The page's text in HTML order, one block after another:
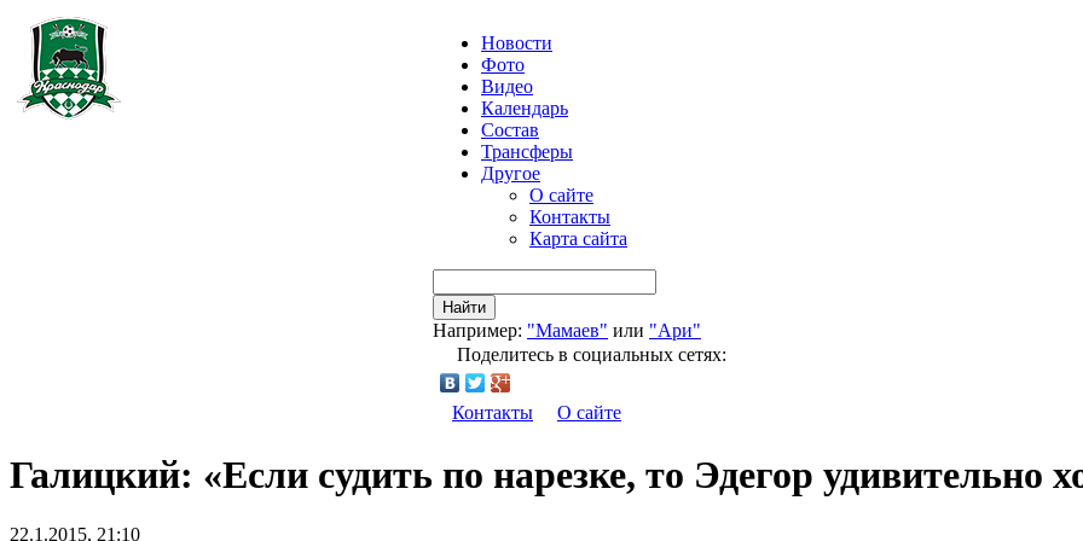
Новости
Фото
Видео
Календарь
Состав
Трансферы
Другое
О сайте
Контакты
Карта сайта
Найти
Например: "Мамаев" или "Ари"
Поделитесь в социальных сетях:
Контакты О сайте
Галицкий: «Если судить по нарезке, то Эдегор удивительно
22.1.2015, 21:10